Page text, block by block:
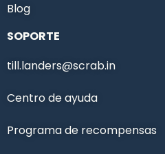
Blog
SOPORTE
till.landers@scrab.in
Centro de ayuda
Programa de recompensas